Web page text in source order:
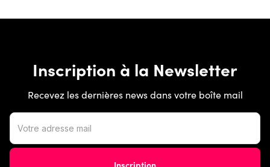
Inscription à la Newsletter
Recevez les dernières news dans votre boîte mail